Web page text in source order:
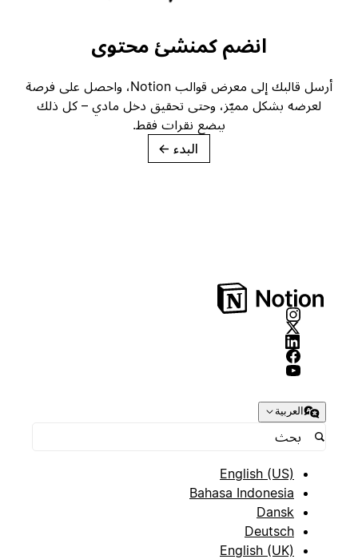
انضم كمنشئ محتوى
أرسل قالبك إلى معرض قوالب Notion، واحصل على فرصة
لعرضه بشكل مميّز، وحتى تحقيق دخل مادي – كل ذلك
ببضع نقرات فقط.
→
العربية
English (US)
Bahasa Indonesia
Dansk
Deutsch
English (UK)